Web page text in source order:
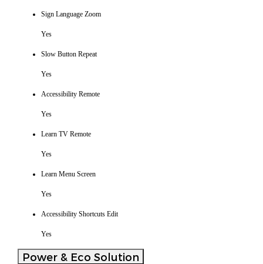
Sign Language Zoom
Yes
Slow Button Repeat
Yes
Accessibility Remote
Yes
Learn TV Remote
Yes
Learn Menu Screen
Yes
Accessibility Shortcuts Edit
Yes
Power & Eco Solution